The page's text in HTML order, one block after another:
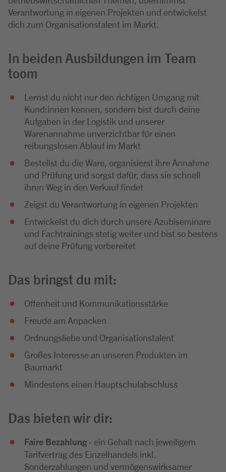
Verantwortung in eigenen Projekten und entwickelst
dich zum Organisationstalent im Markt.
In beiden Ausbildungen im Team
toom
Lernst du nicht nur den richtigen Umgang mit
Kund:innen kennen, sondern bist durch deine
Aufgaben in der Logistik und unserer
Warenannahme unverzichtbar für einen
reibungslosen Ablauf im Markt
Bestellst du die Ware, organisierst ihre Annahme
und Prüfung und sorgst dafür, dass sie schnell
ihren Weg in den Verkauf findet
Zeigst du Verantwortung in eigenen Projekten
Entwickelst du dich durch unsere Azubiseminare
und Fachtrainings stetig weiter und bist so bestens
auf deine Prüfung vorbereitet
Das bringst du mit:
Offenheit und Kommunikationsstärke
Freude am Anpacken
Ordnungsliebe und Organisationstalent
Großes Interesse an unseren Produkten im
Baumarkt
Mindestens einen Hauptschulabschluss
Das bieten wir dir:
Faire Bezahlung - ein Gehalt nach jeweiligem
Tarifvertrag des Einzelhandels inkl.
Sonderzahlungen und vermögenswirksamer